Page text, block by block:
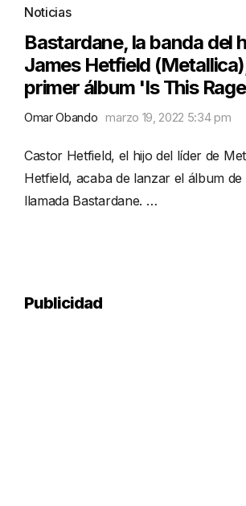
Noticias
Bastardane, la banda del
James Hetfield
primer álbum 'Is This
Omar Obando marzo 19, 2022 5:34 pm
Castor Hetfield, el hijo del líder de
Hetfield, acaba de lanzar el álbum
llamada Bastardane. …
Publicidad